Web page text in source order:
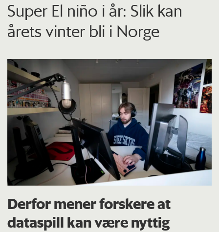
Super El niño i år: Slik kan
årets vinter bli i Norge
Derfor mener forskere at
dataspill kan være nyttig